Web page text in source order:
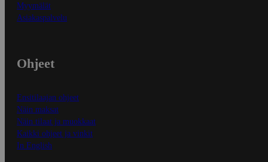
Myymälät
Asiakaspalvelu
Ohjeet
Ensitilaajan ohjeet
Näin maksat
Näin tilaat ja muokkaat
Kaikki ohjeet ja vinkit
In English